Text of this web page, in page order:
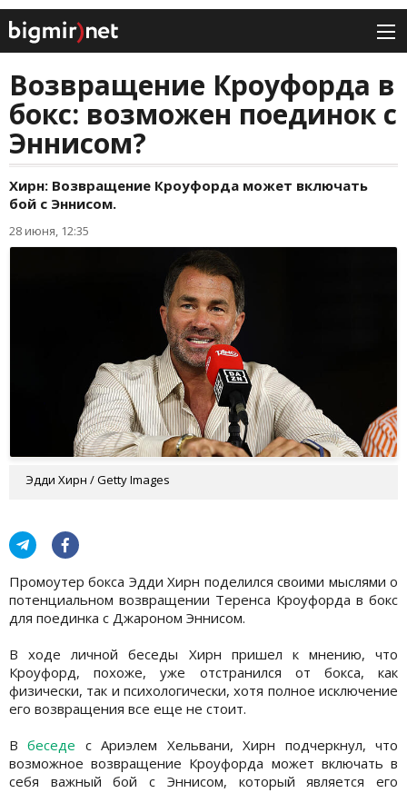
Возвращение Кроуфорда в
бокс: возможен поединок с
Эннисом?
Хирн: Возвращение Кроуфорда может включать
бой с Эннисом.
28 июня, 12:35
Эдди Хирн / Getty Images
Промоутер бокса Эдди Хирн поделился своими мыслями о
потенциальном возвращении Теренса Кроуфорда в бокс
для поединка с Джароном Эннисом.
В ходе личной беседы Хирн пришел к мнению, что
Кроуфорд, похоже, уже отстранился от бокса, как
физически, так и психологически, хотя полное исключение
его возвращения все еще не стоит.
Вбеседе с Ариэлем Хельвани, Хирн подчеркнул, что
возможное возвращение Кроуфорда может включать в
себя важный бой с Эннисом, который является его